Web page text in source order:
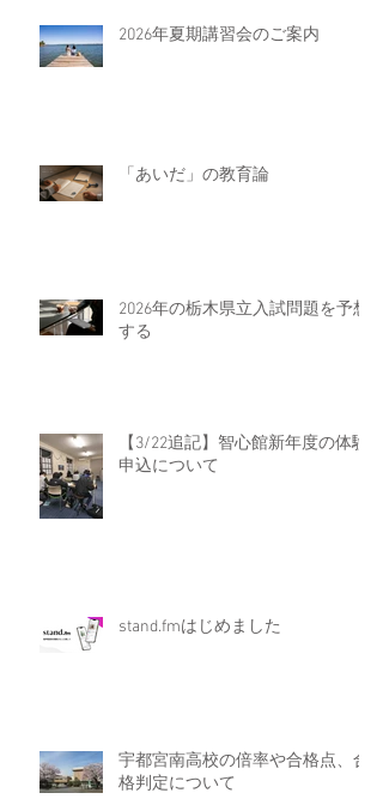
2026年夏期講習会のご案内
「あいだ」の教育論
2026年の栃木県立入試問題を予想
する
【3/22追記】智心館新年度の体験
申込について
stand.fmはじめました
宇都宮南高校の倍率や合格点、合
格判定について